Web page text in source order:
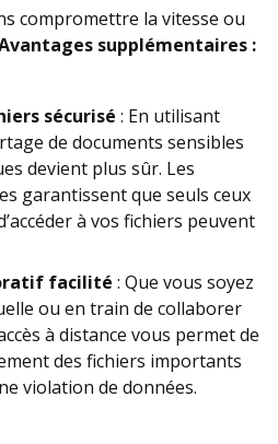
compromettre la vitesse ou
supplémentaires :
sécurisé : En utilisant
de documents sensibles
devient plus sûr. Les
garantissent que seuls ceux
à vos fichiers peuvent
facilité : Que vous soyez
ou en train de collaborer
à distance vous permet de
des fichiers importants
violation de données.